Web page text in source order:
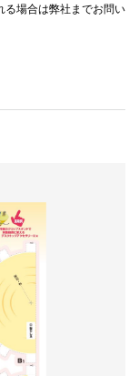
場合は弊社までお問い